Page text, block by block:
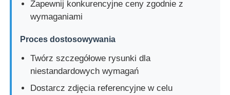
Zapewnij konkurencyjne ceny zgodnie z
wymaganiami
Proces dostosowywania
Twórz szczegółowe rysunki dla
niestandardowych wymagań
Dostarcz zdjęcia referencyjne w celu